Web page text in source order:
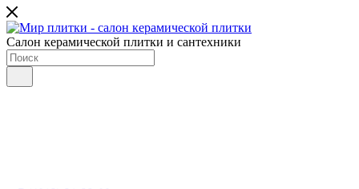
Салон керамической плитки и сантехники